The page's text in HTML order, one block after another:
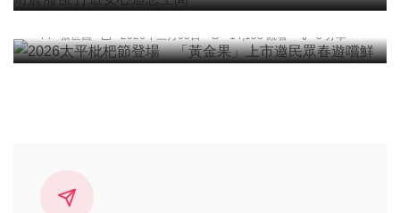
嚐鮮
張世昌 2026年三月05日 14,153 觀看 3 分享